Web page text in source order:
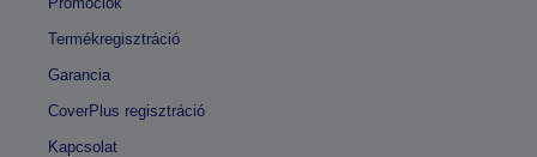
Termékregisztráció
Garancia
CoverPlus regisztráció
Kapcsolat